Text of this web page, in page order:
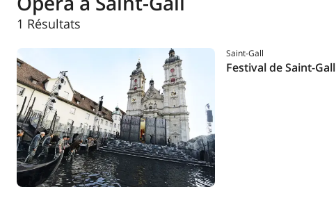
1 Résultats
Saint-Gall
Festival de Saint-Gall